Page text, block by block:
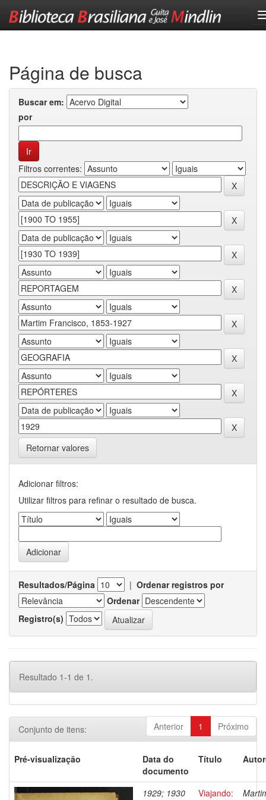
Página de busca
Buscar em:
por
Filtros correntes:
Retornar valores
Adicionar filtros:
Utilizar filtros para refinar o resultado de busca.
Resultados/Página | Ordenar registros por
Ordenar
Registro(s)
Resultado 1-1 de 1.
Anterior 1 Próximo
Conjunto de itens:
Pré-visualização
Data do
documento
Título
1929; 1930
Viajando: